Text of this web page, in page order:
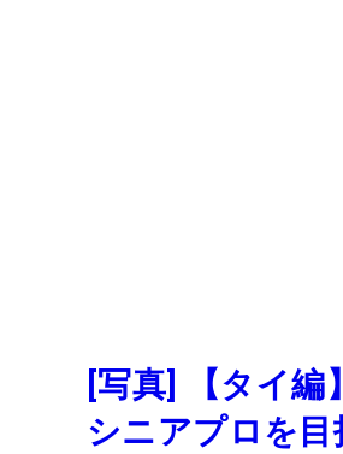
[写真] 【タイ
シニアプロを目